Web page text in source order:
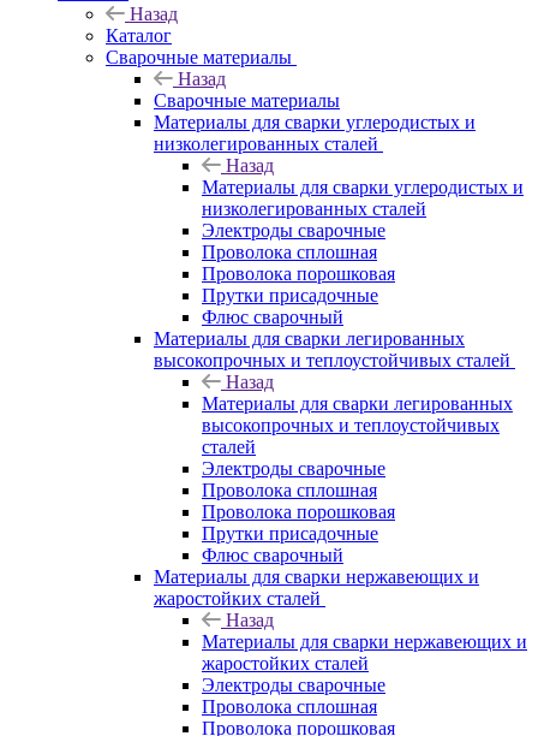
Назад
Каталог
Сварочные материалы
Назад
Сварочные материалы
Материалы для сварки углеродистых и
низколегированных сталей
Назад
Материалы для сварки углеродистых и
низколегированных сталей
Электроды сварочные
Проволока сплошная
Проволока порошковая
Прутки присадочные
Флюс сварочный
Материалы для сварки легированных
высокопрочных и теплоустойчивых сталей
Назад
Материалы для сварки легированных
высокопрочных и теплоустойчивых
сталей
Электроды сварочные
Проволока сплошная
Проволока порошковая
Прутки присадочные
Флюс сварочный
Материалы для сварки нержавеющих и
жаростойких сталей
Назад
Материалы для сварки нержавеющих и
жаростойких сталей
Электроды сварочные
Проволока сплошная
Проволока порошковая